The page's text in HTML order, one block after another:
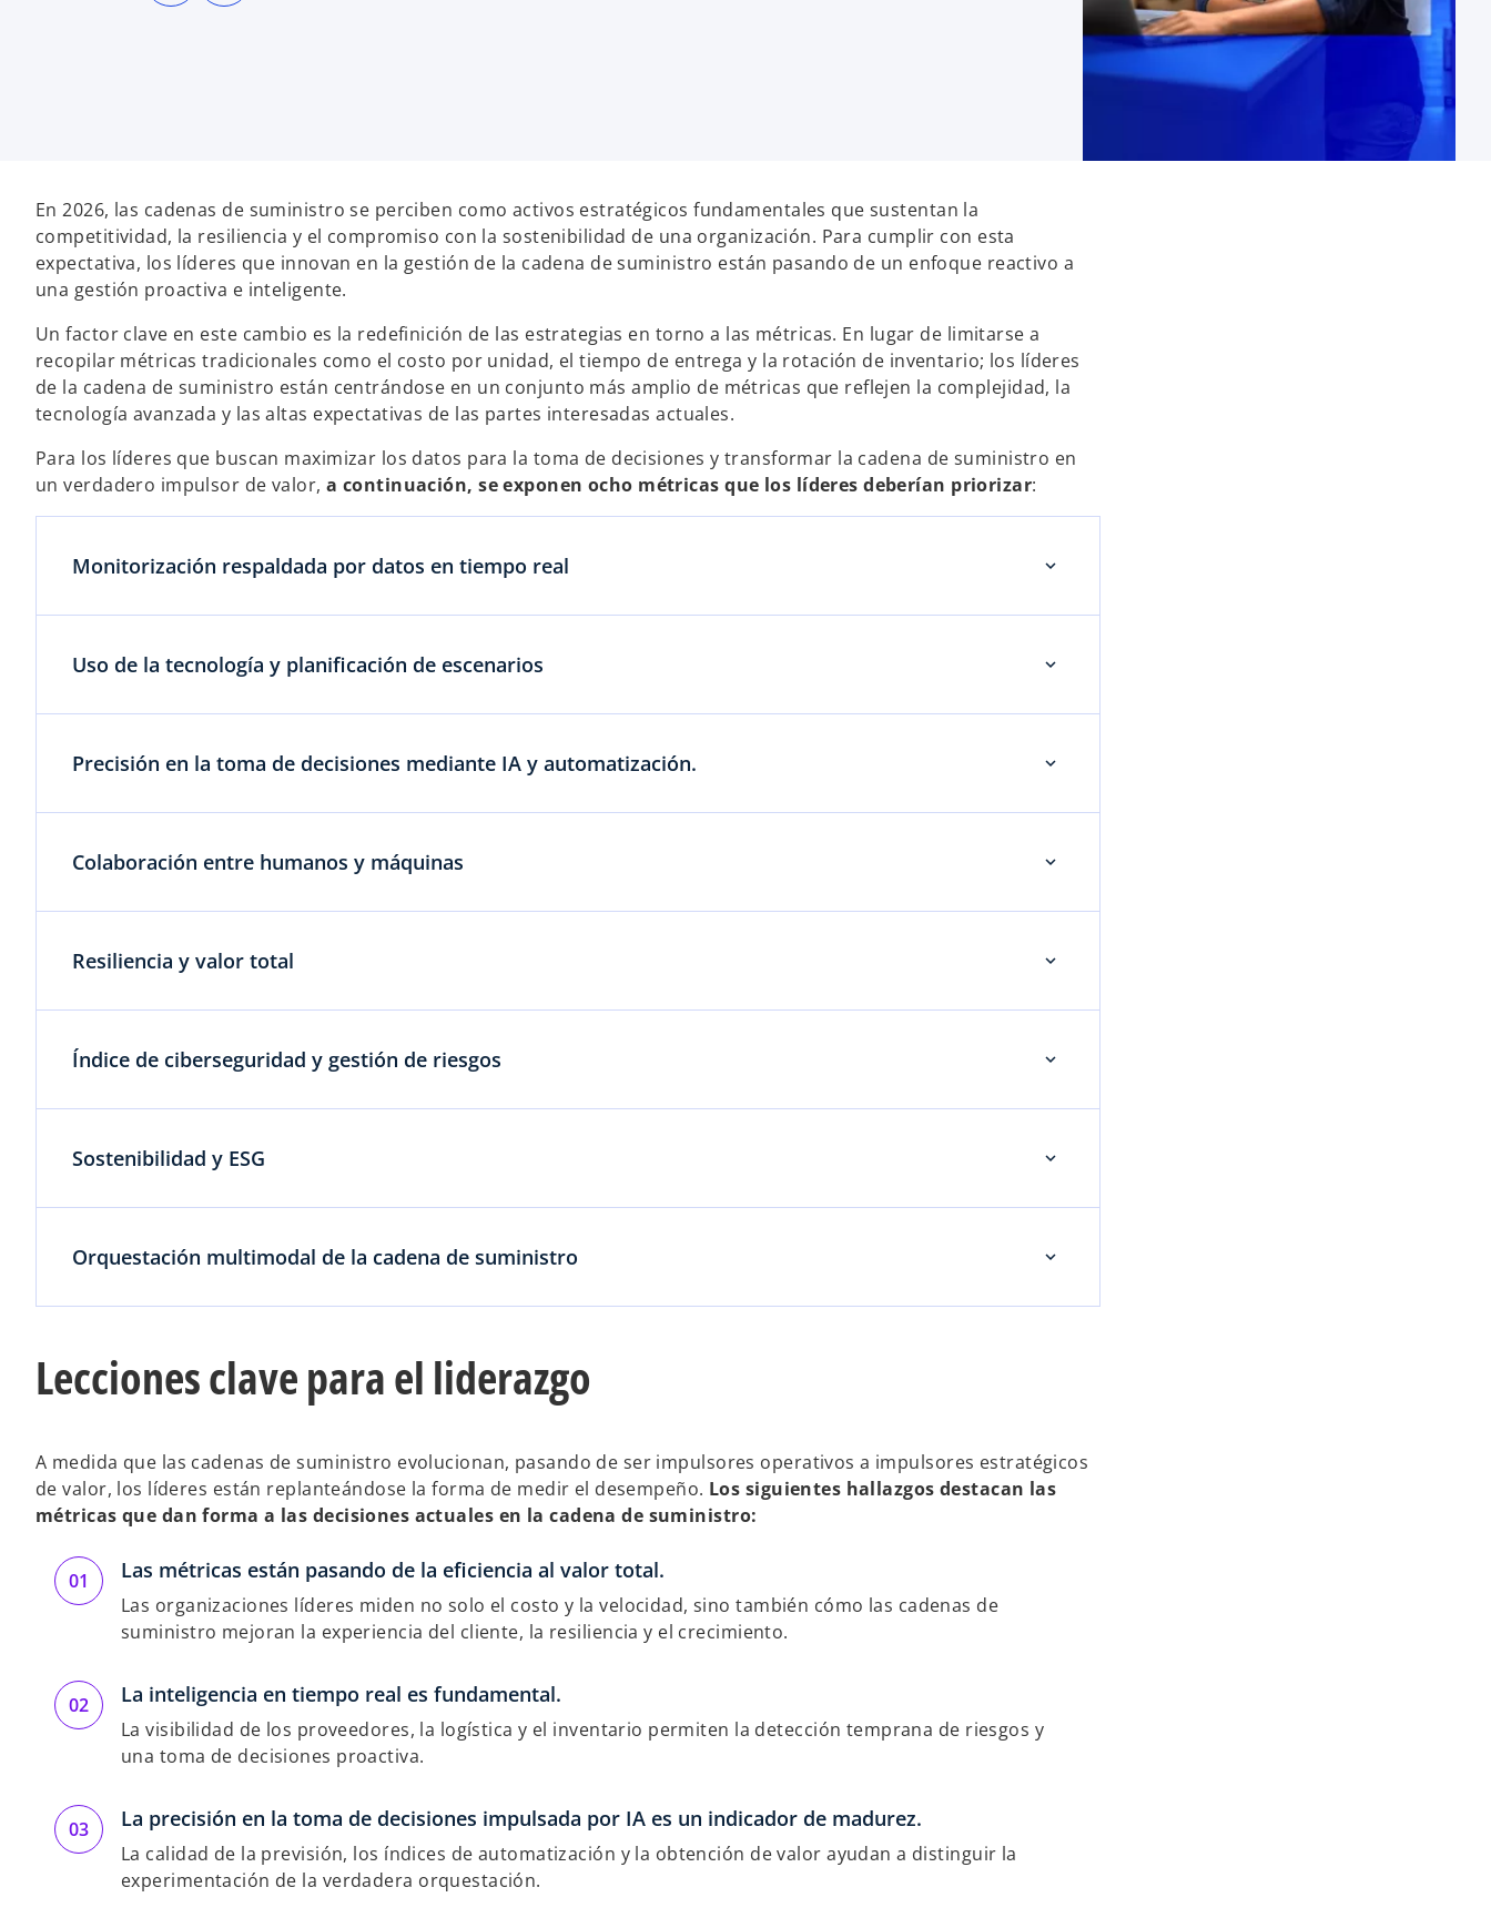
u
v
a
u
v
En 2026, las cadenas de suministro se perciben como activos estratégicos fundamentales que sustentan la
competitividad, la resiliencia y el compromiso con la sostenibilidad de una organización. Para cumplir con esta
expectativa, los líderes que innovan en la gestión de la cadena de suministro están pasando de un enfoque reactivo a
una gestión proactiva e inteligente.
Un factor clave en este cambio es la redefinición de las estrategias en torno a las métricas. En lugar de limitarse a
recopilar métricas tradicionales como el costo por unidad, el tiempo de entrega y la rotación de inventario; los líderes
de la cadena de suministro están centrándose en un conjunto más amplio de métricas que reflejen la complejidad, la
tecnología avanzada y las altas expectativas de las partes interesadas actuales.
Para los líderes que buscan maximizar los datos para la toma de decisiones y transformar la cadena de suministro en
un verdadero impulsor de valor,a continuación, se exponen ocho métricas que los líderes deberían priorizar:
Monitorización respaldada por datos en tiempo real
Uso de la tecnología y planificación de escenarios
Precisión en la toma de decisiones mediante IA y automatización.
Colaboración entre humanos y máquinas
Resiliencia y valor total
Índice de ciberseguridad y gestión de riesgos
Sostenibilidad y ESG
Orquestación multimodal de la cadena de suministro
Lecciones clave para el liderazgo
A medida que las cadenas de suministro evolucionan, pasando de ser impulsores operativos a impulsores estratégicos
de valor, los líderes están replanteándose la forma de medir el desempeño. Los siguientes hallazgos destacan las
métricas que dan forma a las decisiones actuales en la cadena de suministro:
Las métricas están pasando de la eficiencia al valor total.
Las organizaciones líderes miden no solo el costo y la velocidad, sino también cómo las cadenas de
suministro mejoran la experiencia del cliente, la resiliencia y el crecimiento.
La inteligencia en tiempo real es fundamental.
La visibilidad de los proveedores, la logística y el inventario permiten la detección temprana de riesgos y
una toma de decisiones proactiva.
La precisión en la toma de decisiones impulsada por IA es un indicador de madurez.
La calidad de la previsión, los índices de automatización y la obtención de valor ayudan a distinguir la
experimentación de la verdadera orquestación.